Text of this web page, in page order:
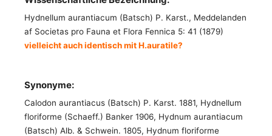
Hydnellum aurantiacum (Batsch) P. Karst., Meddelanden
af Societas pro Fauna et Flora Fennica 5: 41 (1879)
vielleicht auch identisch mit H.auratile?
Synonyme:
Calodon aurantiacus (Batsch) P. Karst. 1881, Hydnellum
floriforme (Schaeff.) Banker 1906, Hydnum aurantiacum
(Batsch) Alb. & Schwein. 1805, Hydnum floriforme